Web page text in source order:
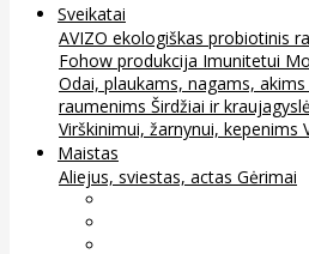
Sveikatai
AVIZO ekologiškas probiotinis
Fohow produkcija Imunitetui
Odai, plaukams, nagams, akims
raumenims Širdžiai ir
Virškinimui, žarnynui, kepenims
Maistas
Aliejus, sviestas, actas Gėrimai